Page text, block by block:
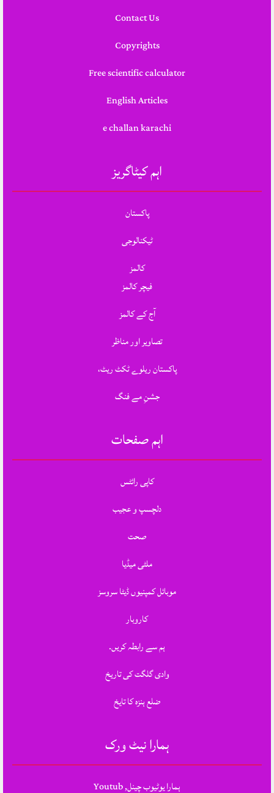
Contact Us
Copyrights
Free scientific calculator
English Articles
e challan karachi
اہم کیٹاگریز
پاکستان
ٹیکنالوجی
کالمز
فیچر کالمز
آج کے کالمز
تصاویر اور مناظر
پاکستان ریلوے ٹکٹ ریٹ،
جشنِ مے فنگ
اہم صفحات
کاپی رائٹس
دلچسپ و عجیب
صحت
ملٹی میڈیا
موبائل کمپنیوں ڈیٹا سروسز
کاروبار
ہم سے رابطہ کریں.
وادی گلگت کی تاریخ
ضلع ہنزہ کا تایخ
ہمارا نیٹ ورک
ہمارا یوٹیوب چینل, Youtub